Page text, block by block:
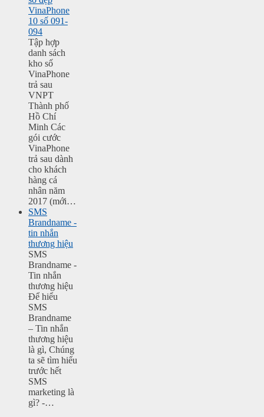
VinaPhone
10 số 091-
094
Tập hợp
danh sách
kho số
VinaPhone
trả sau
VNPT
Thành phố
Hồ Chí
Minh Các
gói cước
VinaPhone
trả sau dành
cho khách
hàng cá
nhân năm
2017 (mới…
SMS
Brandname -
tin nhắn
thương hiệu
SMS
Brandname -
Tin nhắn
thương hiệu
Để hiểu
SMS
Brandname
– Tin nhắn
thương hiệu
là gì, Chúng
ta sẽ tìm hiểu
trước hết
SMS
marketing là
gì? -…